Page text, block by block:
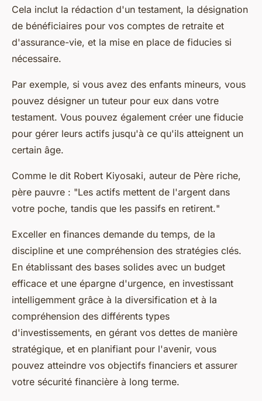
Cela inclut la rédaction d'un testament, la désignation
de bénéficiaires pour vos comptes de retraite et
d'assurance-vie, et la mise en place de fiducies si
nécessaire.
Par exemple, si vous avez des enfants mineurs, vous
pouvez désigner un tuteur pour eux dans votre
testament. Vous pouvez également créer une fiducie
pour gérer leurs actifs jusqu'à ce qu'ils atteignent un
certain âge.
Comme le dit Robert Kiyosaki, auteur de Père riche,
père pauvre : "Les actifs mettent de l'argent dans
votre poche, tandis que les passifs en retirent."
Exceller en finances demande du temps, de la
discipline et une compréhension des stratégies clés.
En établissant des bases solides avec un budget
efficace et une épargne d'urgence, en investissant
intelligemment grâce à la diversification et à la
compréhension des différents types
d'investissements, en gérant vos dettes de manière
stratégique, et en planifiant pour l'avenir, vous
pouvez atteindre vos objectifs financiers et assurer
votre sécurité financière à long terme.